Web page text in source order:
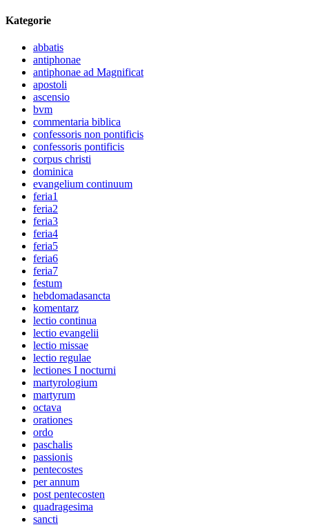
Kategorie
abbatis
antiphonae
antiphonae ad Magnificat
apostoli
ascensio
bvm
commentaria biblica
confessoris non pontificis
confessoris pontificis
corpus christi
dominica
evangelium continuum
feria1
feria2
feria3
feria4
feria5
feria6
feria7
festum
hebdomadasancta
komentarz
lectio continua
lectio evangelii
lectio missae
lectio regulae
lectiones I nocturni
martyrologium
martyrum
octava
orationes
ordo
paschalis
passionis
pentecostes
per annum
post pentecosten
quadragesima
sancti